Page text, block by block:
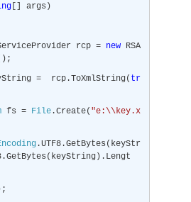
[] args)
rcp = newRSA
= rcp.ToXmlString( tr
fs = File.Create( "e:\\key.x
.UTF8.GetBytes(keyStr